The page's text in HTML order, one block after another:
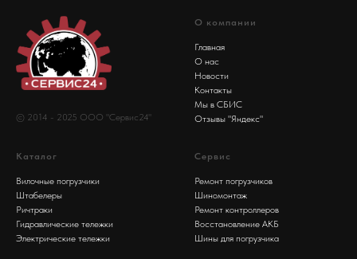
© 2014 - 2025 ООО "Сервис24"
О компании
Главная
О нас
Новости
Контакты
Мы в СБИС
Отзывы "Яндекс"
Каталог
Вилочные погрузчики
Штабелеры
Ричтраки
Гидравлические тележки
Электрические тележки
Сервис
Ремонт погрузчиков
Шиномонтаж
Ремонт контроллеров
Восстановление АКБ
Шины для погрузчика